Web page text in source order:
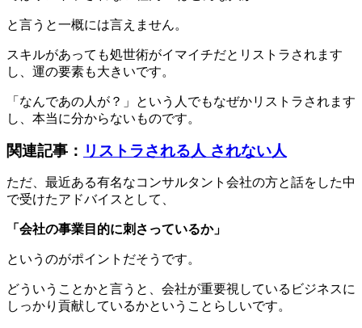
と言うと一概には言えません。
スキルがあっても処世術がイマイチだとリストラされます
し、運の要素も大きいです。
「なんであの人が？」という人でもなぜかリストラされます
し、本当に分からないものです。
関連記事： リストラされる人 されない人
ただ、最近ある有名なコンサルタント会社の方と話をした中
で受けたアドバイスとして、
「会社の事業目的に刺さっているか」
というのがポイントだそうです。
どういうことかと言うと、会社が重要視しているビジネスに
しっかり貢献しているかということらしいです。